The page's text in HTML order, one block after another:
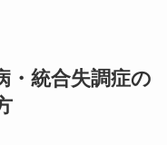
・統合失調症の